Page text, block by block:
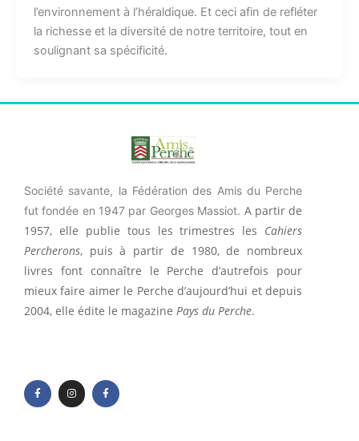
l’environnement à l’héraldique. Et ceci afin de refléter
la richesse et la diversité de notre territoire, tout en
soulignant sa spécificité.
Société savante, la Fédération des Amis du Perche
fut fondée en 1947 par Georges Massiot. A partir de
1957, elle publie tous les trimestres les Cahiers
Percherons, puis à partir de 1980, de nombreux
livres font connaître le Perche d’autrefois pour
mieux faire aimer le Perche d’aujourd’hui et depuis
2004, elle édite le magazine Pays du Perche.
c
e
b
o
s
t
a
g
c
e
b
o